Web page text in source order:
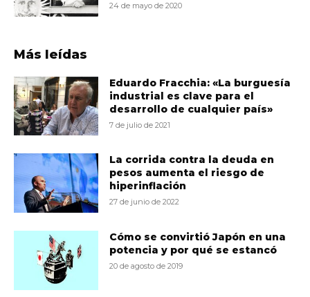
24 de mayo de 2020
Más leídas
Eduardo Fracchia: «La burguesía
industrial es clave para el
desarrollo de cualquier país»
7 de julio de 2021
La corrida contra la deuda en
pesos aumenta el riesgo de
hiperinflación
27 de junio de 2022
Cómo se convirtió Japón en una
potencia y por qué se estancó
20 de agosto de 2019